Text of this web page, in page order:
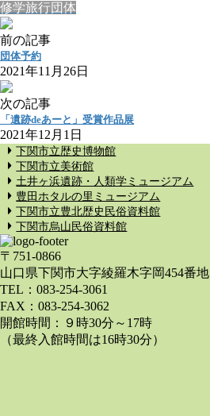
修学旅行団体
前の記事
団体予約
2021年11月26日
次の記事
「遺跡deあーと」受賞作品展
2021年12月1日
下関市立歴史博物館
下関市立美術館
土井ヶ浜遺跡・人類学ミュージアム
豊田ホタルの里ミュージアム
下関市立豊北歴史民俗資料館
下関市烏山民俗資料館
〒751-0866
山口県下関市大字綾羅木字岡454番地
TEL：083-254-3061
FAX：083-254-3062
開館時間：９時30分～17時
（最終入館時間は16時30分）